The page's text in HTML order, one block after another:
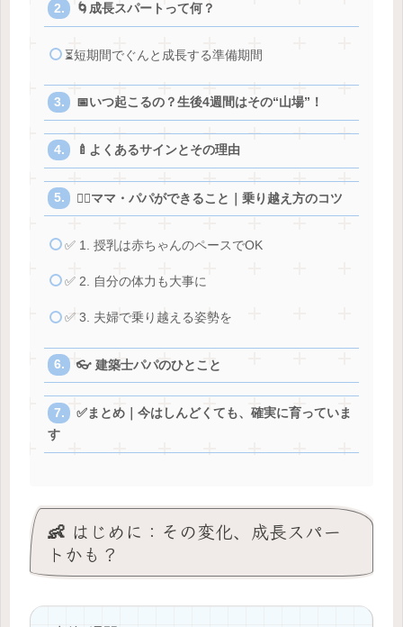
🌀成長スパートって何？
⏳短期間でぐんと成長する準備期間
📅いつ起こるの？生後4週間はその“山場”！
🍼よくあるサインとその理由
🧘‍♀️ママ・パパができること｜乗り越え方のコツ
✅ 1. 授乳は赤ちゃんのペースでOK
✅ 2. 自分の体力も大事に
✅ 3. 夫婦で乗り越える姿勢を
👓 建築士パパのひとこと
✅まとめ｜今はしんどくても、確実に育っていま
す
👶 はじめに：その変化、成長スパー
トかも？